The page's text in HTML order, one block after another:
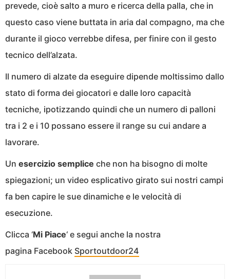
prevede, cioè salto a muro e ricerca della palla, che in
questo caso viene buttata in aria dal compagno, ma che
durante il gioco verrebbe difesa, per finire con il gesto
tecnico dell’alzata.
Il numero di alzate da eseguire dipende moltissimo dallo
stato di forma dei giocatori e dalle loro capacità
tecniche, ipotizzando quindi che un numero di palloni
tra i 2 e i 10 possano essere il range su cui andare a
lavorare.
Un esercizio semplice che non ha bisogno di molte
spiegazioni; un video esplicativo girato sui nostri campi
fa ben capire le sue dinamiche e le velocità di
esecuzione.
Clicca ‘Mi Piace‘ e segui anche la nostra
pagina Facebook Sportoutdoor24